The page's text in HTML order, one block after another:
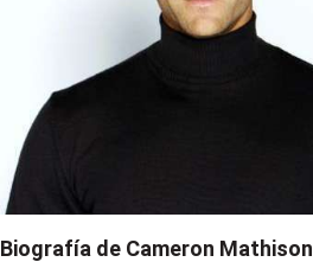
Biografía de Cameron Mathison